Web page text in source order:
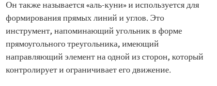
Он также называется «аль-куни» и используется для
формирования прямых линий и углов. Это
инструмент, напоминающий угольник в форме
прямоугольного треугольника, имеющий
направляющий элемент на одной из сторон, который
контролирует и ограничивает его движение.